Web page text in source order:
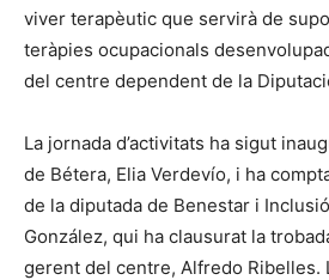
viver terapèutic que servirà de
teràpies ocupacionals
del centre dependent de la
La jornada d’activitats ha sigut
de Bétera, Elia Verdevío, i ha
de la diputada de Benestar i
González, qui ha clausurat la
gerent del centre, Alfredo Ribelles.